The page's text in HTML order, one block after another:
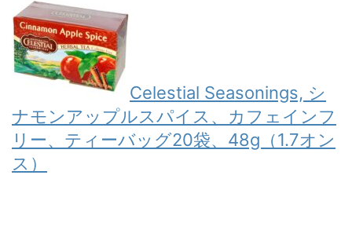
Celestial Seasonings, シ
ナモンアップルスパイス、カフェインフ
リー、ティーバッグ20袋、48g（1.7オン
ス）